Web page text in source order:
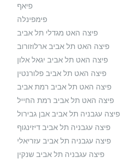
פיאף
פימפינלה
פיצה האט מגדלי תל אביב
פיצה האט תל אביב ארלוזורוב
פיצה האט תל אביב יגאל אלון
פיצה האט תל אביב פלורנטין
פיצה האט תל אביב רמת אביב
פיצה האט תל אביב רמת החייל
פיצה עגבניה תל אביב אבן גבירול
פיצה עגבניה תל אביב דיזינגוף
פיצה עגבניה תל אביב עזריאלי
פיצה עגבניה תל אביב שנקין